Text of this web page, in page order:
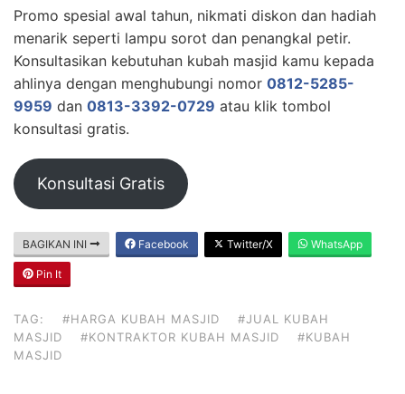
Promo spesial awal tahun, nikmati diskon dan hadiah
menarik seperti lampu sorot dan penangkal petir.
Konsultasikan kebutuhan kubah masjid kamu kepada
ahlinya dengan menghubungi nomor 0812-5285-
9959 dan 0813-3392-0729 atau klik tombol
konsultasi gratis.
Konsultasi Gratis
BAGIKAN INI Facebook Twitter/X WhatsApp
Pin It
TAG: #HARGA KUBAH MASJID
#JUAL KUBAH
MASJID
#KONTRAKTOR KUBAH MASJID
#KUBAH
MASJID